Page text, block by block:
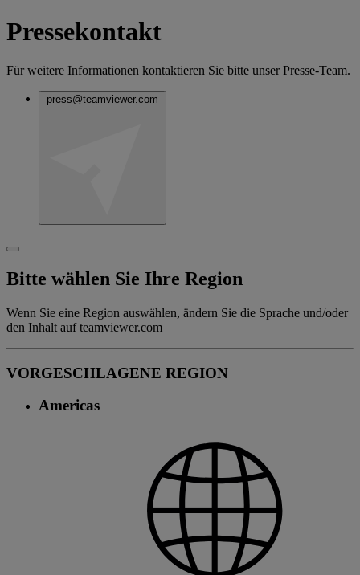
Pressekontakt
Für weitere Informationen kontaktieren Sie bitte unser Presse-Team.
press@teamviewer.com
Bitte wählen Sie Ihre Region
Wenn Sie eine Region auswählen, ändern Sie die Sprache und/oder
den Inhalt auf teamviewer.com
VORGESCHLAGENE REGION
Americas